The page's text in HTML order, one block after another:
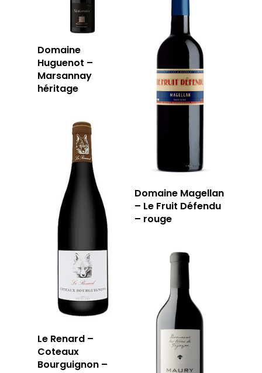
Domaine
Huguenot –
Marsannay
héritage
Domaine Magellan
– Le Fruit Défendu
– rouge
Le Renard –
Coteaux
Bourguignon –
LA CAVE
APERÇU DE NOTRE
LA TOURNÉE DU
LA TABLE
LA CARTE DU
JOUR